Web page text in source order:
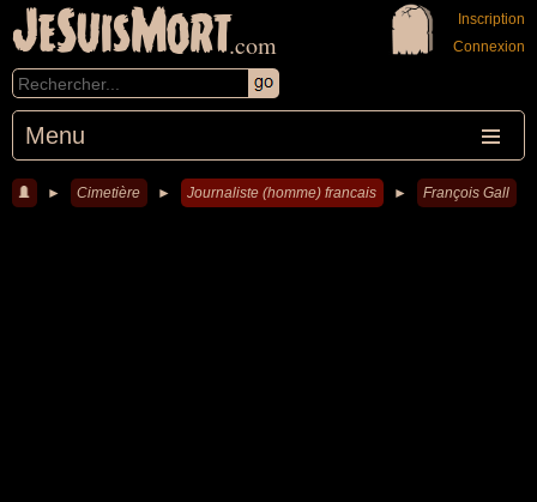
JeSuisMort.com
Menu
Inscription
Connexion
► Cimetière ► Journaliste (homme) francais ► François Gall